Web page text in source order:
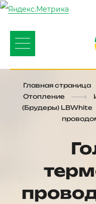
Главная страница
Отопление
(Брудеры) LBWhite